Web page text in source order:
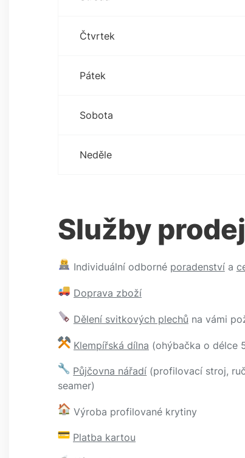
Čtvrtek
Pátek
Sobota
Neděle
Služby
Individuální odborné poradenstvía
Doprava zboží
Dělení svitkových plechů na vámi
Klempířská dílna (ohýbačka o délce
Půjčovna nářadí (profilovací stroj,
seamer)
Výroba profilované krytiny
Platba kartou